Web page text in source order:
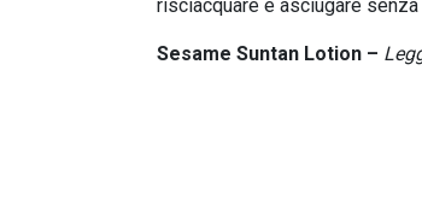
risciacquare e asciugare
Sesame Suntan Lotion –